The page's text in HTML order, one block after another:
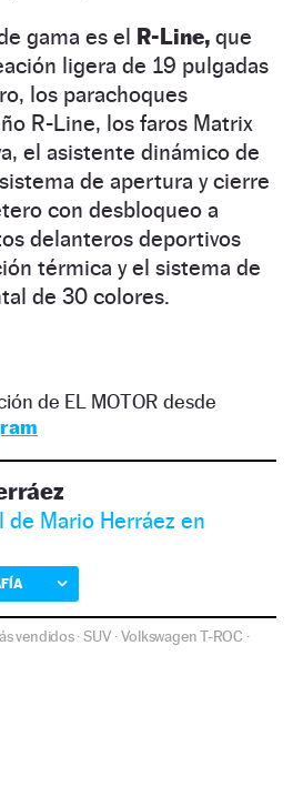
gama es el R-Line, que
ligera de 19 pulgadas
los parachoques
R-Line, los faros Matrix
el asistente dinámico de
de apertura y cierre
con desbloqueo a
delanteros deportivos
térmica y el sistema de
de 30 colores.
de EL MOTOR desde
de Mario Herráez en
vendidos·SUV ·Volkswagen T-ROC ·